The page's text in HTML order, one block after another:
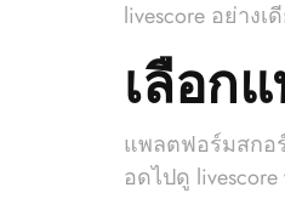
livescore อย่าง
เลือก
แพลตฟอร์มสกอ
อดไปดู